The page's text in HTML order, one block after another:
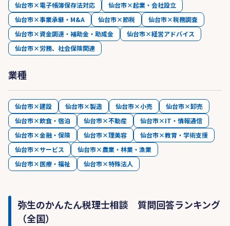
仙台市×電子帳簿保存法対応
仙台市×起業・会社設立
仙台市×事業承継・M&A
仙台市×節税
仙台市×税務調査
仙台市×資金調達・補助金・助成金
仙台市×経営アドバイス
仙台市×労務、社会保険関連
業種
仙台市×建設 仙台市×製造 仙台市×小売
仙台市×卸売
仙台市×飲食・宿泊
仙台市×不動産
仙台市×IT・情報通信
仙台市×金融・保険
仙台市×理美容
仙台市×教育・学術支援
仙台市×サービス
仙台市×農業・林業・漁業
仙台市×医療・福祉
仙台市×特殊法人
弥生のかんたん税理士相談 質問回答ランキング
（全国）